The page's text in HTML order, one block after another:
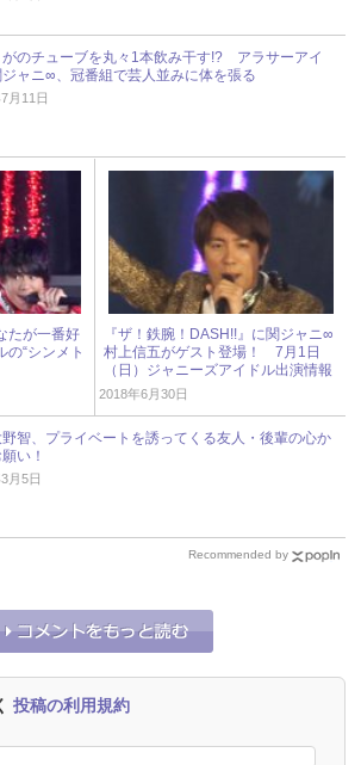
がのチューブを丸々1本飲み干す!? アラサーアイ
ジャニ∞、冠番組で芸人並みに体を張る
月11日
たが一番好
の“シンメト
『ザ！鉄腕！DASH!!』に関ジャニ∞
村上信五がゲスト登場！ 7月1日
（日）ジャニーズアイドル出演情報
2018年6月30日
野智、プライベートを誘ってくる友人・後輩の心か
い！
月5日
Recommended by
投稿の利用規約